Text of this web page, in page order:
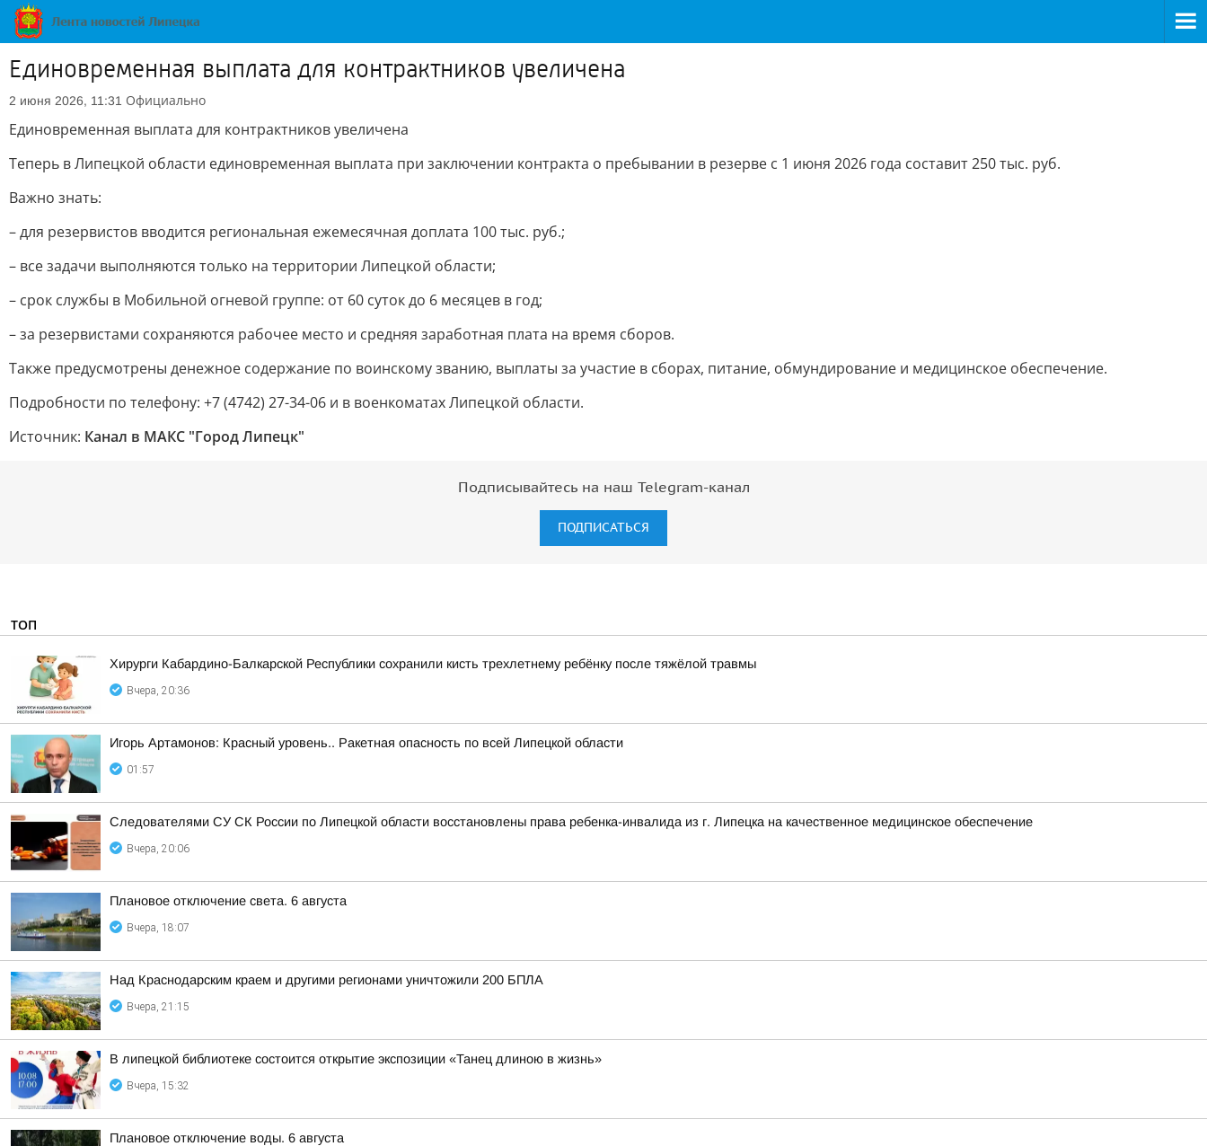
Единовременная выплата для контрактников увеличена
2 июня 2026, 11:31 Официально
Единовременная выплата для контрактников увеличена
Теперь в Липецкой области единовременная выплата при заключении контракта о пребывании в резерве с 1 июня 2026 года составит 250 тыс. руб.
Важно знать:
– для резервистов вводится региональная ежемесячная доплата 100 тыс. руб.;
– все задачи выполняются только на территории Липецкой области;
– срок службы в Мобильной огневой группе: от 60 суток до 6 месяцев в год;
– за резервистами сохраняются рабочее место и средняя заработная плата на время сборов.
Также предусмотрены денежное содержание по воинскому званию, выплаты за участие в сборах, питание, обмундирование и медицинское обеспечение.
Подробности по телефону: +7 (4742) 27-34-06 и в военкоматах Липецкой области.
Источник: Канал в МАКС "Город Липецк"
Подписывайтесь на наш Telegram-канал
ПОДПИСАТЬСЯ
ТОП
Хирурги Кабардино-Балкарской Республики сохранили кисть трехлетнему ребёнку после тяжёлой травмы
Вчера, 20:36
Игорь Артамонов: Красный уровень.. Ракетная опасность по всей Липецкой области
01:57
Следователями СУ СК России по Липецкой области восстановлены права ребенка-инвалида из г. Липецка на качественное медицинское обеспечение
Вчера, 20:06
Плановое отключение света. 6 августа
Вчера, 18:07
Над Краснодарским краем и другими регионами уничтожили 200 БПЛА
Вчера, 21:15
В липецкой библиотеке состоится открытие экспозиции «Танец длиною в жизнь»
Вчера, 15:32
Плановое отключение воды. 6 августа